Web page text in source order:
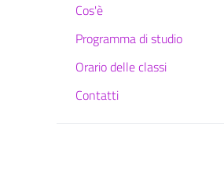
Cos'è
Programma di studio
Orario delle classi
Contatti